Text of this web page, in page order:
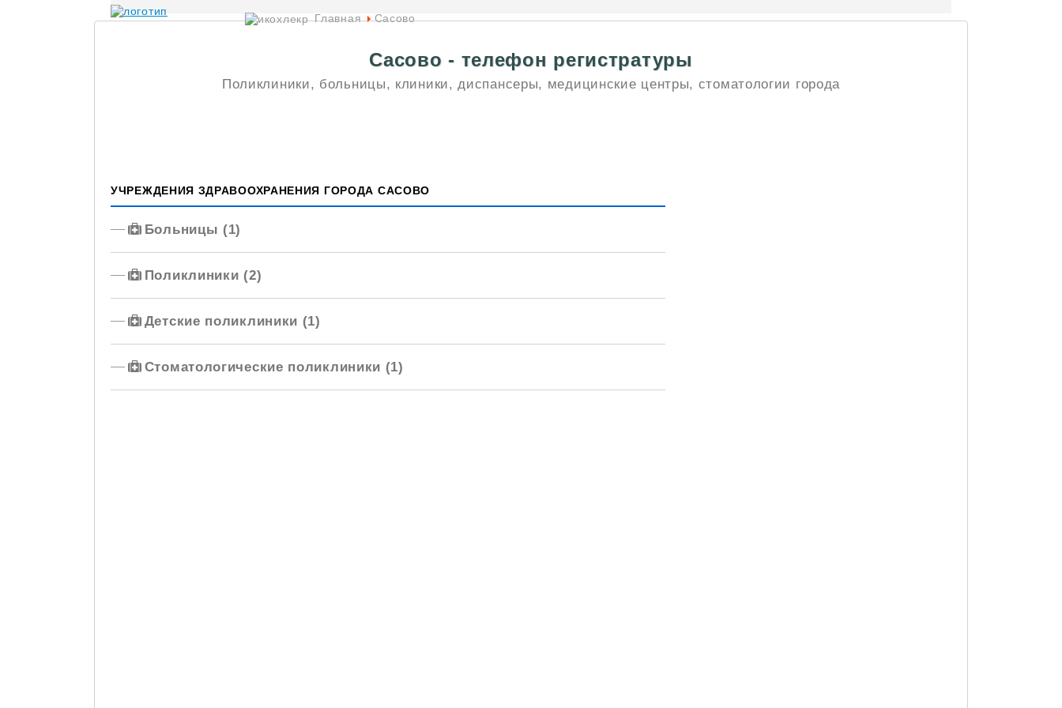
Главная Сасово
Сасово - телефон регистратуры
Поликлиники, больницы, клиники, диспансеры, медицинские центры, стоматологии города
УЧРЕЖДЕНИЯ ЗДРАВООХРАНЕНИЯ ГОРОДА САСОВО
Больницы (1)
Поликлиники (2)
Детские поликлиники (1)
Стоматологические поликлиники (1)